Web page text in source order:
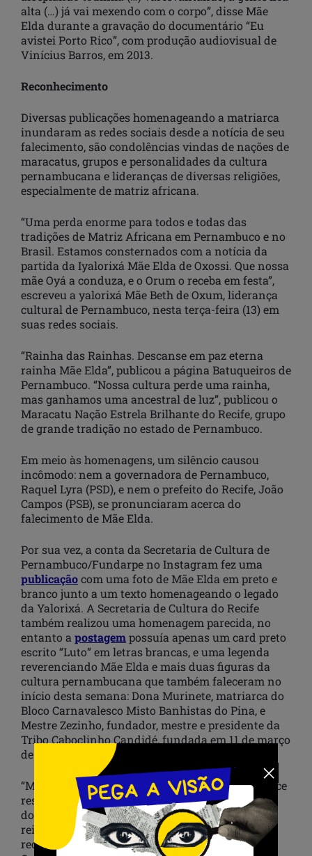
alta (…) já vai mexendo com o corpo”, disse Mãe
Elda durante a gravação do documentário “Eu
avistei Porto Rico”, com produção audiovisual de
Vinícius Barros, em 2013.
Reconhecimento
Diversas publicações homenageando a matriarca
inundaram as redes sociais desde a notícia de seu
falecimento, são condolências vindas de nações de
maracatus, grupos e personalidades da cultura
pernambucana e lideranças de diversas religiões,
especialmente de matriz africana.
“Uma perda enorme para todos e todas das
tradições de Matriz Africana em Pernambuco e no
Brasil. Estamos consternados com a notícia da
partida da Iyalorixá Mãe Elda de Oxossi. Que nossa
mãe Oyá a conduza, e o Orum o receba em festa”,
escreveu a yalorixá Mãe Beth de Oxum, liderança
cultural de Pernambuco, nesta terça-feira (13) em
suas redes sociais.
“Rainha das Rainhas. Descanse em paz eterna
rainha Mãe Elda”, publicou a página Batuqueiros de
Pernambuco. “Nossa cultura perde uma rainha,
mas ganhamos uma ancestral de luz”, publicou o
Maracatu Nação Estrela Brilhante do Recife, grupo
de grande tradição no estado de Pernambuco.
Em meio às homenagens, um silêncio causou
incômodo: nem a governadora de Pernambuco,
Raquel Lyra (PSD), e nem o prefeito do Recife, João
Campos (PSB), se pronunciaram acerca do
falecimento de Mãe Elda.
Por sua vez, a conta da Secretaria de Cultura de
Pernambuco/Fundarpe no Instagram fez uma
publicaçãocom uma foto de Mãe Elda em preto e
branco junto a um texto homenageando o legado
da Yalorixá. A Secretaria de Cultura do Recife
também realizou uma homenagem parecida, no
entanto a postagempossuía apenas um card preto
escrito “Luto” em letras brancas, e uma legenda
reverenciando Mãe Elda e mais duas figuras da
cultura pernambucana que também faleceram no
início desta semana: Dona Murinete, matriarca do
Bloco Carnavalesco Misto Banhistas do Pina, e
Mestre Zezinho, fundador, mestre e presidente da
Tribo Caboclinho Candidé, fundada em 11 de março
de 1983.
“Mãe Elda é nossa rainha/Vossa Majestade merece
respeito”. Esses são trechos de uma das canções
do Maracatu Nação Porto Rico que ecoam forte e
reivindicam atemporalmente a preservação e o
reconhecimento da trajetória de Mãe Elda de